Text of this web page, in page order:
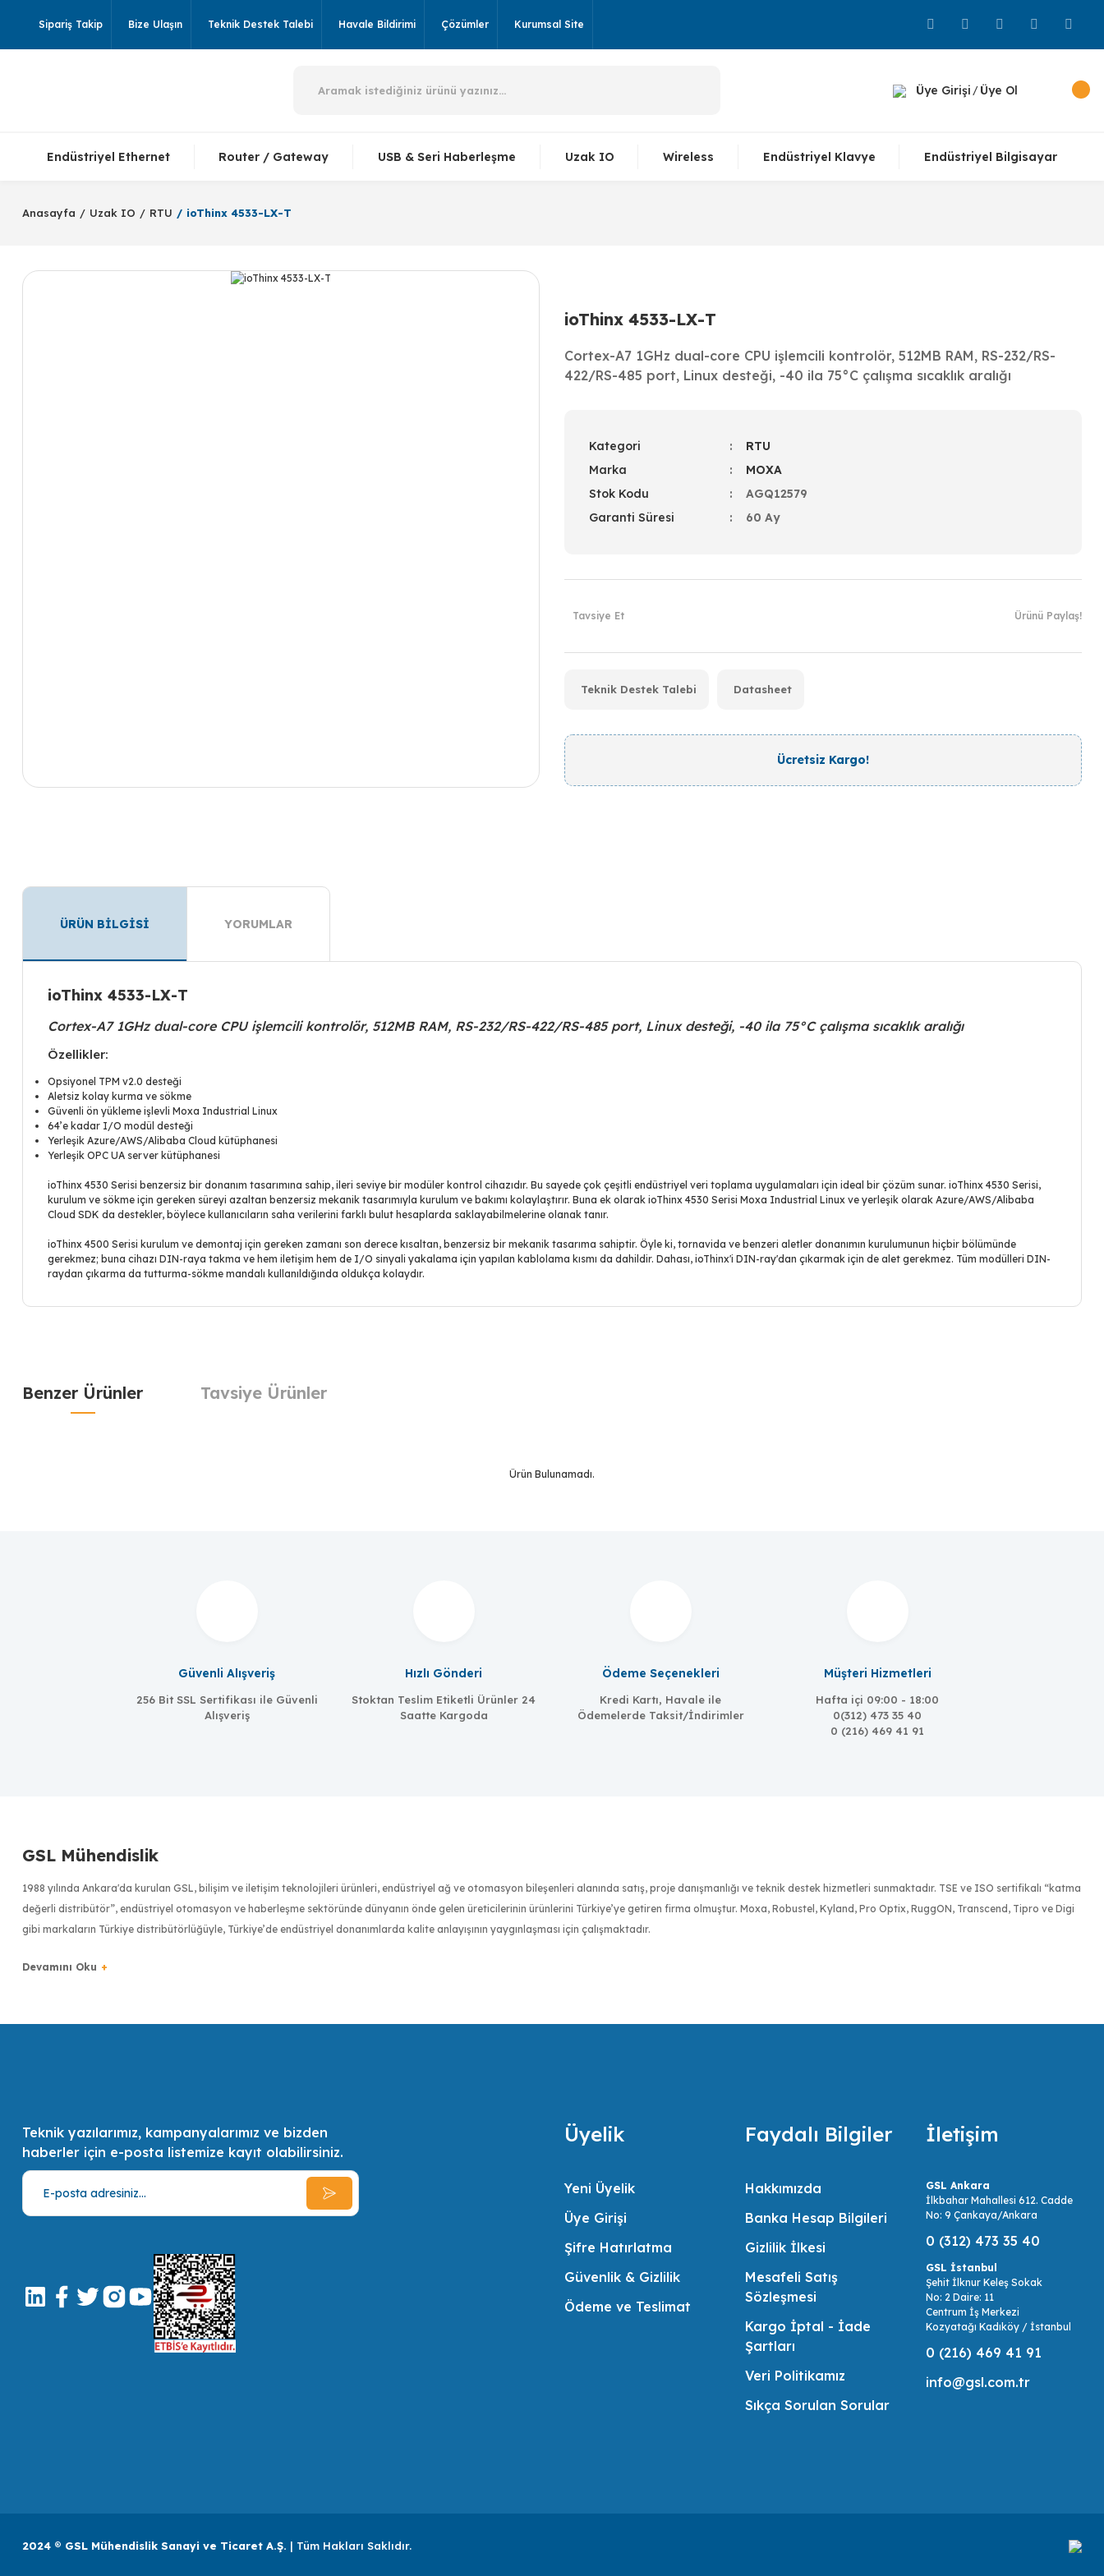
Sipariş Takip Bize Ulaşın Teknik Destek Talebi Havale Bildirimi Çözümler Kurumsal Site
Üye Girişi / Üye Ol
Endüstriyel Ethernet Router / Gateway USB & Seri Haberleşme Uzak IO Wireless Endüstriyel Klavye Endüstriyel Bilgisayar
Anasayfa Uzak IO RTU ioThinx 4533-LX-T
ioThinx 4533-LX-T
Cortex-A7 1GHz dual-core CPU işlemcili kontrolör, 512MB RAM, RS-232/RS-
422/RS-485 port, Linux desteği, -40 ila 75°C çalışma sıcaklık aralığı
Kategori
RTU
Marka
MOXA
Stok Kodu
AGQ12579
Garanti Süresi
60 Ay
Tavsiye Et Ürünü Paylaş!
Teknik Destek Talebi Datasheet
Ücretsiz Kargo!
ÜRÜN BİLGİSİ YORUMLAR
ioThinx 4533-LX-T
Cortex-A7 1GHz dual-core CPU işlemcili kontrolör, 512MB RAM, RS-232/RS-422/RS-485 port, Linux desteği, -40 ila 75°C çalışma sıcaklık aralığı
Özellikler:
Opsiyonel TPM v2.0 desteği
Aletsiz kolay kurma ve sökme
Güvenli ön yükleme işlevli Moxa Industrial Linux
64’e kadar I/O modül desteği
Yerleşik Azure/AWS/Alibaba Cloud kütüphanesi
Yerleşik OPC UA server kütüphanesi
ioThinx 4530 Serisi benzersiz bir donanım tasarımına sahip, ileri seviye bir modüler kontrol cihazıdır. Bu sayede çok çeşitli endüstriyel veri toplama uygulamaları için ideal bir çözüm sunar. ioThinx 4530 Serisi,
kurulum ve sökme için gereken süreyi azaltan benzersiz mekanik tasarımıyla kurulum ve bakımı kolaylaştırır. Buna ek olarak ioThinx 4530 Serisi Moxa Industrial Linux ve yerleşik olarak Azure/AWS/Alibaba
Cloud SDK da destekler, böylece kullanıcıların saha verilerini farklı bulut hesaplarda saklayabilmelerine olanak tanır.
ioThinx 4500 Serisi kurulum ve demontaj için gereken zamanı son derece kısaltan, benzersiz bir mekanik tasarıma sahiptir. Öyle ki, tornavida ve benzeri aletler donanımın kurulumunun hiçbir bölümünde
gerekmez; buna cihazı DIN-raya takma ve hem iletişim hem de I/O sinyali yakalama için yapılan kablolama kısmı da dahildir. Dahası, ioThinx'i DIN-ray'dan çıkarmak için de alet gerekmez. Tüm modülleri DIN-
raydan çıkarma da tutturma-sökme mandalı kullanıldığında oldukça kolaydır.
Benzer Ürünler Tavsiye Ürünler
Ürün Bulunamadı.
Güvenli Alışveriş
256 Bit SSL Sertifikası ile Güvenli
Alışveriş
Hızlı Gönderi
Stoktan Teslim Etiketli Ürünler 24
Saatte Kargoda
Ödeme Seçenekleri
Kredi Kartı, Havale ile
Ödemelerde Taksit/İndirimler
Müşteri Hizmetleri
Hafta içi 09:00 - 18:00
0(312) 473 35 40
0 (216) 469 41 91
GSL Mühendislik
1988 yılında Ankara'da kurulan GSL, bilişim ve iletişim teknolojileri ürünleri, endüstriyel ağ ve otomasyon bileşenleri alanında satış, proje danışmanlığı ve teknik destek hizmetleri sunmaktadır. TSE ve ISO sertifikalı “katma
değerli distribütör”, endüstriyel otomasyon ve haberleşme sektöründe dünyanın önde gelen üreticilerinin ürünlerini Türkiye’ye getiren firma olmuştur. Moxa, Robustel, Kyland, Pro Optix, RuggON, Transcend, Tipro ve Digi
gibi markaların Türkiye distribütörlüğüyle, Türkiye’de endüstriyel donanımlarda kalite anlayışının yaygınlaşması için çalışmaktadır.
Türkiye bilişim sektörünün ilk 500 bilişim şirketinden biri olan GSL, uzman sertifikalı mühendis kadrosuyla müşterilerinin ihtiyaçlarını en iyi şekilde tespit etmek, onlara bu ihtiyaçları doğrultusunda olabilecek en ekonomik,
Teknik yazılarımız, kampanyalarımız ve bizden
haberler için e-posta listemize kayıt olabilirsiniz.
Üyelik
Yeni Üyelik
Üye Girişi
Şifre Hatırlatma
Güvenlik & Gizlilik
Ödeme ve Teslimat
Faydalı Bilgiler
Hakkımızda
Banka Hesap Bilgileri
Gizlilik İlkesi
Mesafeli Satış
Sözleşmesi
Kargo İptal - İade
Şartları
Veri Politikamız
Sıkça Sorulan Sorular
İletişim
GSL Ankara
İlkbahar Mahallesi 612. Cadde
No: 9 Çankaya/Ankara
0 (312) 473 35 40
GSL İstanbul
Şehit İlknur Keleş Sokak
No: 2 Daire: 11
Centrum İş Merkezi
Kozyatağı Kadıköy / İstanbul
0 (216) 469 41 91
info@gsl.com.tr
2024 ® GSL Mühendislik Sanayi ve Ticaret A.Ş. | Tüm Hakları Saklıdır.